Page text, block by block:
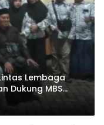
Lembaga
Dukung MBS